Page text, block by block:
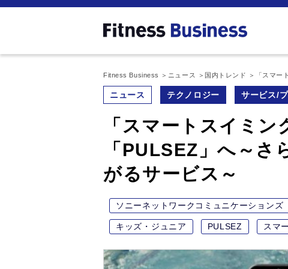
Fitness Business ニュース 国内トレンド 「スマー
ニュース テクノロジー サービス/
「スマートスイミン
「PULSEZ」へ～
がるサービス～
ソニーネットワークコミュニケーションズ
キッズ・ジュニア PULSEZ スマ